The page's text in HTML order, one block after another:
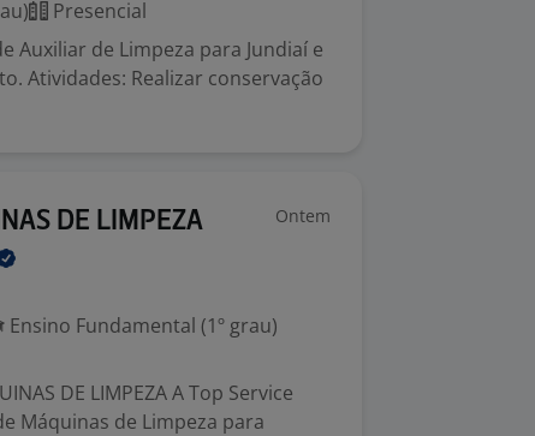
Presencial
Auxiliar de Limpeza para Jundiaí e
Atividades: Realizar conservação
DE LIMPEZA Ontem
Ensino Fundamental (1º grau)
DE LIMPEZA A Top Service
Máquinas de Limpeza para